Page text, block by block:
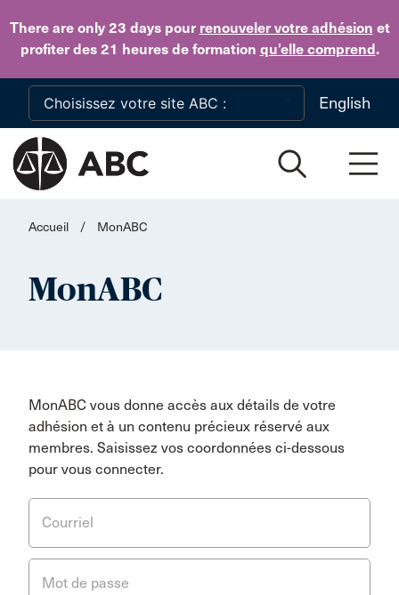
There are only 23 dayspour renouveler votre adhésion et
profiter des 21 heures de formation qu’elle comprend.
Skip to main content
English
Accueil / MonABC
MonABC
MonABC vous donne accès aux détails de votre
adhésion et à un contenu précieux réservé aux
membres. Saisissez vos coordonnées ci-dessous
pour vous connecter.
Courriel
Mot de passe